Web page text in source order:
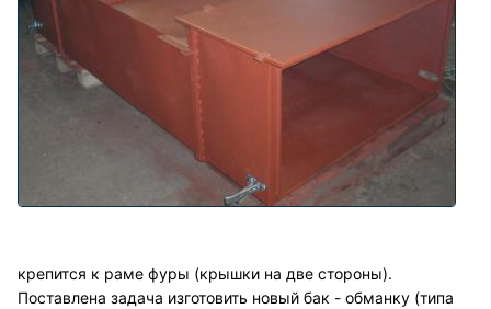
крепится к раме фуры (крышки на две стороны).
Поставлена задача изготовить новый бак - обманку (типа